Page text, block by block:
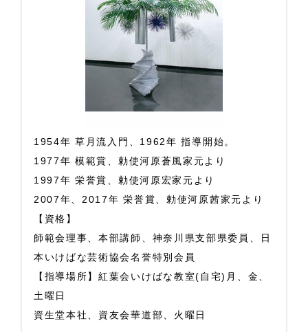
1954年 草月流入門、1962年 指導開始。
1977年 模範賞、勅使河原蒼風家元より
1997年 栄誉賞、勅使河原宏家元より
2007年、2017年 栄誉賞、勅使河原茜家元より
【資格】
師範会理事、本部講師、神奈川県支部県委員、日
本いけばな芸術協会名誉特別会員
【指導場所】紅葉会いけばな教室(自宅)月、金、
土曜日
資生堂本社、資友会華道部、火曜日